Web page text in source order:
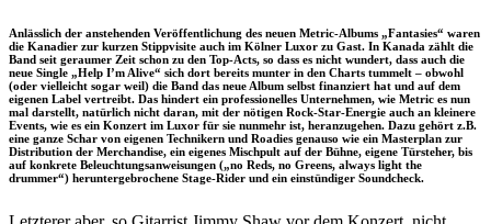
Anlässlich der anstehenden Veröffentlichung des neuen Metric-Albums „Fantasies“ waren
die Kanadier zur kurzen Stippvisite auch im Kölner Luxor zu Gast. In Kanada zählt die
Band seit geraumer Zeit schon zu den Top-Acts, so dass es nicht wundert, dass auch die
neue Single „Help I’m Alive“ sich dort bereits munter in den Charts tummelt – obwohl
(oder vielleicht sogar weil) die Band das neue Album selbst finanziert hat und auf dem
eigenen Label vertreibt. Das hindert ein professionelles Unternehmen, wie Metric es nun
mal darstellt, natürlich nicht daran, mit der nötigen Rock-Star-Energie auch an kleinere
Events, wie es ein Konzert im Luxor für sie nunmehr ist, heranzugehen. Dazu gehört z.B.
eine ganze Schar von eigenen Technikern und Roadies genauso wie ein Masterplan zur
Distribution der Merchandise, ein eigenes Mischpult auf der Bühne, eigene Türsteher, bis
auf konkrete Beleuchtungsanweisungen („no Reds, no Greens, always light the
drummer“) heruntergebrochene Stage-Rider und ein einstündiger Soundcheck.